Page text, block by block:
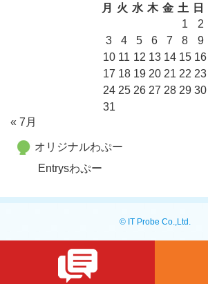
月
火 水 木 金 土
日
1
2
3
4 5 6 7 8
9
10 11 12 13 14 15 16
17 18 19 20 21 22 23
24 25 26 27 28 29 30
31
« 7月
オリジナルわぷー
Entrysわぷー
© IT Probe Co.,Ltd.